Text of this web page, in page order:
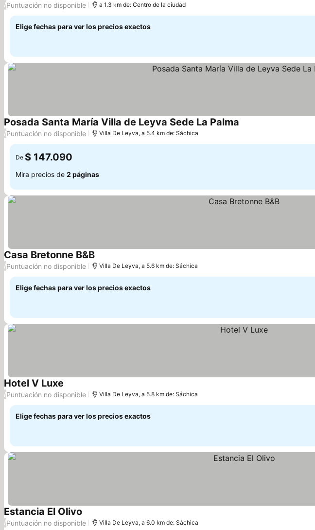
/Puntuación no disponible a 1.3 km de: Centro de la ciudad
Elige fechas para ver los precios exactos
Posada Santa María Villa de Leyva Sede La Palma
/Puntuación no disponible Villa De Leyva, a 5.4 km de: Sáchica
De $ 147.090
Mira precios de 2 páginas
Casa Bretonne B&B
/Puntuación no disponible Villa De Leyva, a 5.6 km de: Sáchica
Elige fechas para ver los precios exactos
Hotel V Luxe
/Puntuación no disponible Villa De Leyva, a 5.8 km de: Sáchica
Elige fechas para ver los precios exactos
Estancia El Olivo
/Puntuación no disponible Villa De Leyva, a 6.0 km de: Sáchica